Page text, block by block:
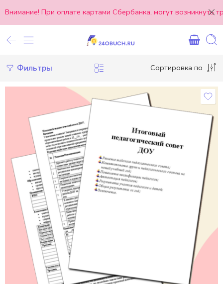
Внимание! При оплате картами Сбербанка, могут
Фильтры Сортировка по